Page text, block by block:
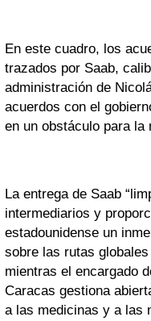
En este cuadro, los
trazados por Saab,
administración de
acuerdos con el
en un obstáculo para la
La entrega de Saab
intermediarios y
estadounidense un
sobre las rutas
mientras el encargado
Caracas gestiona
a las medicinas y a las